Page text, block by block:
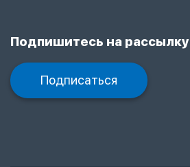
Подпишитесь на рассылку
Подписаться